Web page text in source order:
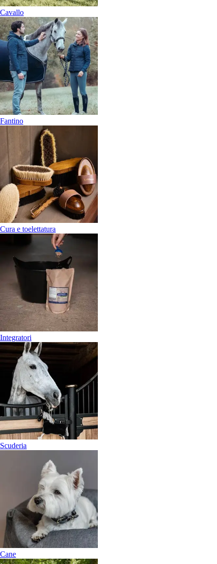
Cavallo
Fantino
Cura e toelettatura
Integratori
Scuderia
Cane